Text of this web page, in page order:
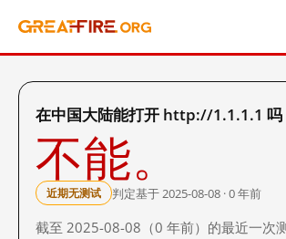
在中国大陆能打开 http://1.1.1.1 吗
不能。
近期无测试 判定基于 2025-08-08 · 0 年前
截至 2025-08-08（0 年前）的最近一次